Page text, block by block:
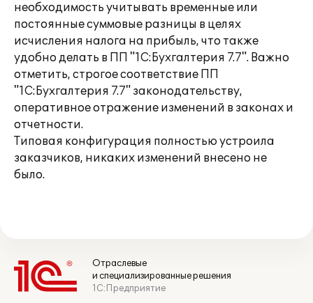
необходимость учитывать временные или
постоянные суммовые разницы в целях
исчисления налога на прибыль, что также
удобно делать в ПП "1С:Бухгалтерия 7.7". Важно
отметить, строгое соответствие ПП
"1С:Бухгалтерия 7.7" законодательству,
оперативное отражение изменений в законах и
отчетности.
Типовая конфигурация полностью устроила
заказчиков, никаких изменений внесено не
было.
Отраслевые
и специализированные решения
1С:Предприятие